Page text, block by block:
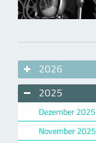
2026
2025
Dezember 2025
November 2025